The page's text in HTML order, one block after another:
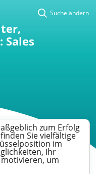
Suche ändern
zum Erfolg
Sie vielfältige
im
Ihr
um